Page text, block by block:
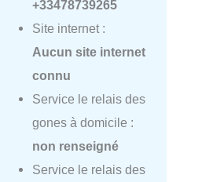
+33478739265
Site internet :
Aucun site internet
connu
Service le relais des
gones à domicile :
non renseigné
Service le relais des